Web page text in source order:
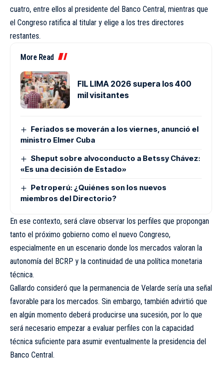
cuatro, entre ellos al presidente del Banco Central, mientras que
el Congreso ratifica al titular y elige a los tres directores
restantes.
More Read
FIL LIMA 2026 supera los 400
mil visitantes
Feriados se moverán a los viernes, anunció el
ministro Elmer Cuba
Sheput sobre alvoconducto a Betssy Chávez:
«Es una decisión de Estado»
Petroperú: ¿Quiénes son los nuevos
miembros del Directorio?
En ese contexto, será clave observar los perfiles que propongan
tanto el próximo gobierno como el nuevo Congreso,
especialmente en un escenario donde los mercados valoran la
autonomía del BCRP y la continuidad de una política monetaria
técnica.
Gallardo consideró que la permanencia de Velarde sería una señal
favorable para los mercados. Sin embargo, también advirtió que
en algún momento deberá producirse una sucesión, por lo que
será necesario empezar a evaluar perfiles con la capacidad
técnica suficiente para asumir eventualmente la presidencia del
Banco Central.